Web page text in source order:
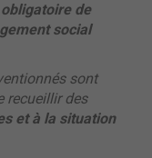
de
social
sont
recueillir des
et à la situation